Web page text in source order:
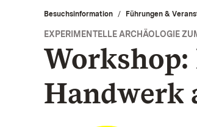
Besuchsinformation Führungen &
EXPERIMENTELLE ARCHÄOLOGIE
Workshop:
Handwerk